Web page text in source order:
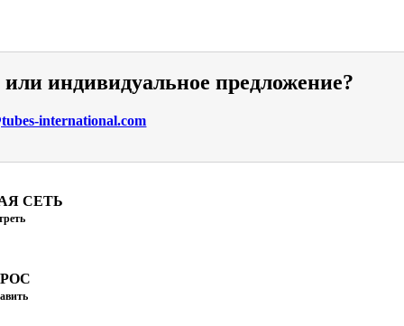
индивидуальное предложение?
international.com
СЕТЬ